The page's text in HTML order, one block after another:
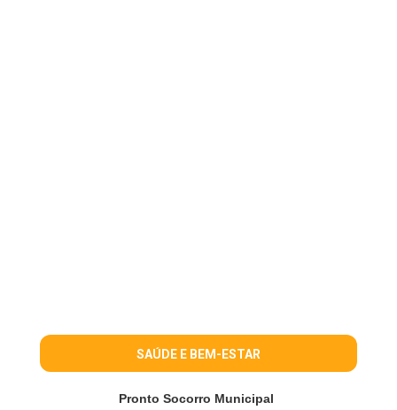
SAÚDE E BEM-ESTAR
Pronto Socorro Municipal